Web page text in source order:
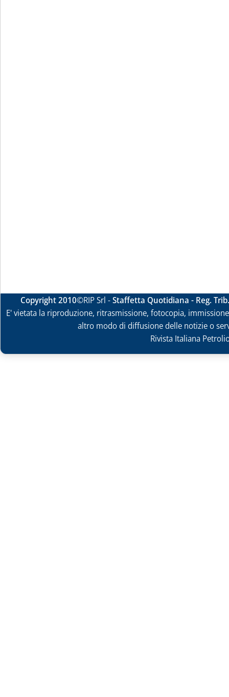
Copyright 2010©RIP Srl -Staffetta Quotidiana - Reg.
E' vietata la riproduzione, ritrasmissione, fotocopia,
altro modo di diffusione delle notizie o
Rivista Italiana